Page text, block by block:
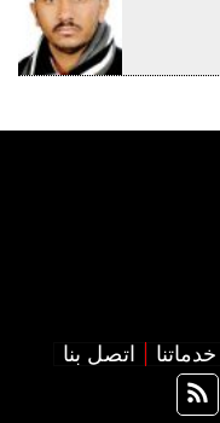
خدماتنا اتصل بنا